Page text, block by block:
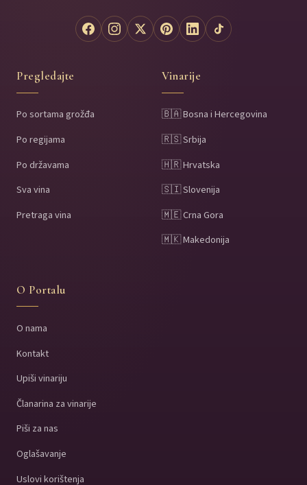
Pregledajte
Po sortama grožđa
Po regijama
Po državama
Sva vina
Pretraga vina
Vinarije
🇧🇦 Bosna i Hercegovina
🇷🇸 Srbija
🇭🇷 Hrvatska
🇸🇮 Slovenija
🇲🇪 Crna Gora
🇲🇰 Makedonija
O Portalu
O nama
Kontakt
Upiši vinariju
Članarina za vinarije
Piši za nas
Oglašavanje
Uslovi korištenja